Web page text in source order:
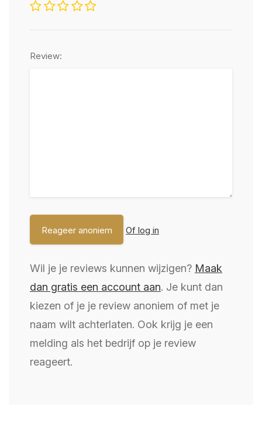
Review:
Of log in
Wil je je reviews kunnen wijzigen? Maak
dan gratis een account aan. Je kunt dan
kiezen of je je review anoniem of met je
naam wilt achterlaten. Ook krijg je een
melding als het bedrijf op je review
reageert.